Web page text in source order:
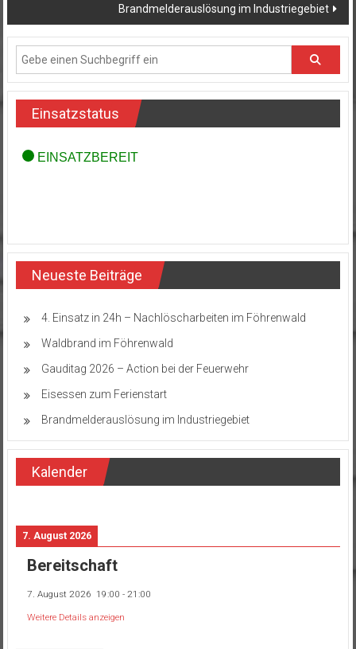
Brandmelderauslösung im Industriegebiet
Einsatzstatus
Neueste Beiträge
4. Einsatz in 24h – Nachlöscharbeiten im Föhrenwald
Waldbrand im Föhrenwald
Gauditag 2026 – Action bei der Feuerwehr
Eisessen zum Ferienstart
Brandmelderauslösung im Industriegebiet
Kalender
7. August 2026
Bereitschaft
7. August 2026 19:00 - 21:00
Weitere Details anzeigen